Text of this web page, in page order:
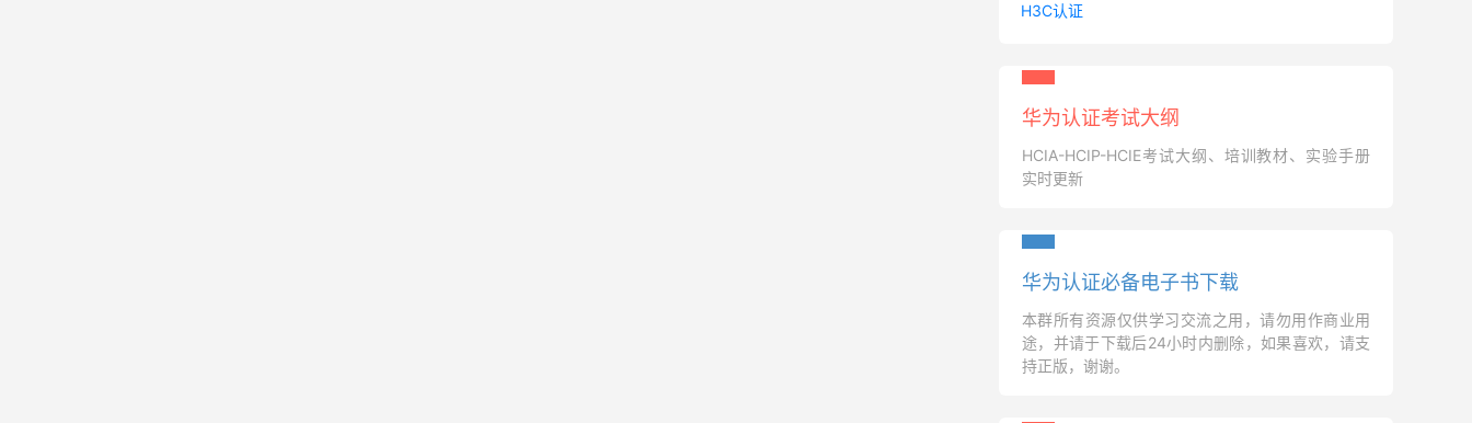
H3C认证
华为认证考试大纲
HCIA-HCIP-HCIE考试大纲、培训教材、实验手册
实时更新
华为认证必备电子书下载
本群所有资源仅供学习交流之用，请勿用作商业用
途，并请于下载后24小时内删除，如果喜欢，请支
持正版，谢谢。